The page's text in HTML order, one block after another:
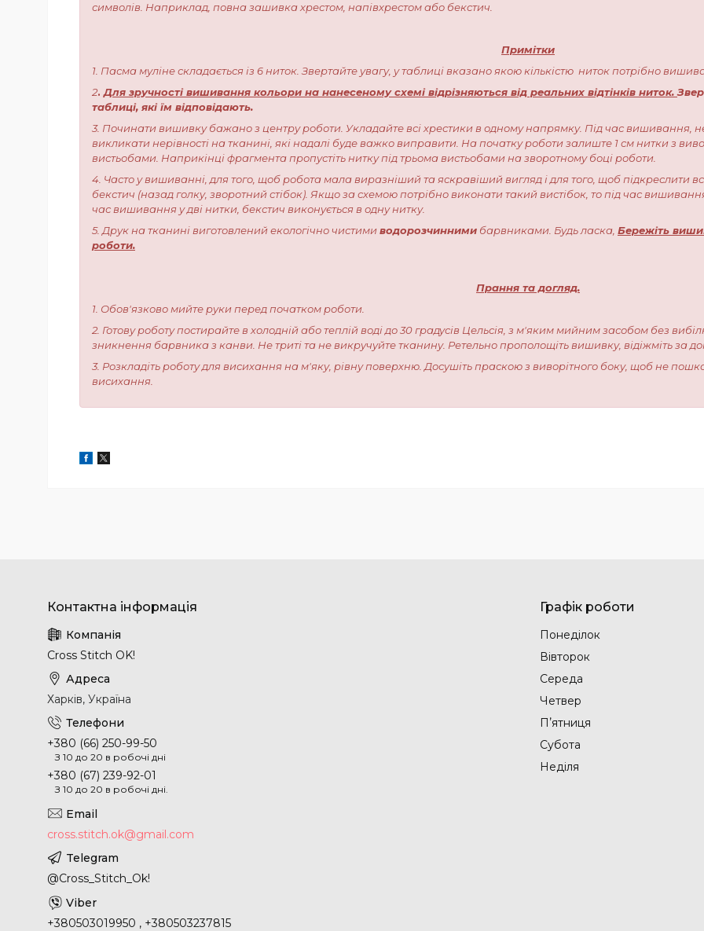
символів. Наприклад, повна зашивка хрестом, напівхрестом або бекстич.
Примітки
1. Пасма муліне складається із 6 ниток. Звертайте увагу, у таблиці вказано якою кількістю ниток потрібно
2.Для зручності вишивання кольори на нанесеному схемі відрізняються від реальних відтінків ниток.
таблиці, які їм відповідають.
3. Починати вишивку бажано з центру роботи. Укладайте всі хрестики в одному напрямку. Під час вишивання,
викликати нерівності на тканині, які надалі буде важко виправити. На початку роботи залиште 1 см нитки з
вистьобами. Наприкінці фрагмента пропустіть нитку під трьома вистьобами на зворотному боці роботи.
4. Часто у вишиванні, для того, щоб робота мала виразніший та яскравіший вигляд і для того, щоб підкреслити
бекстич (назад голку, зворотний стібок). Якщо за схемою потрібно виконати такий вистібок, то під час
час вишивання у дві нитки, бекстич виконується в одну нитку.
5. Друк на тканині виготовлений екологічно чистимиводорозчинними барвниками. Будь ласка, Бережіть
роботи.
Прання та догляд.
1. Обов'язково мийте руки перед початком роботи.
2. Готову роботу постирайте в холодній або теплій воді до 30 градусів Цельсія, з м'яким мийним засобом без
зникнення барвника з канви. Не триті та не викручуйте тканину. Ретельно прополощіть вишивку, відіжміть за
3. Розкладіть роботу для висихання на м'яку, рівну поверхню. Досушіть праскою з виворітного боку, щоб не
висихання.
Cross Stitch OK!
Харків, Україна
+380 (66) 250-99-50
З 10 до 20 в робочі дні
+380 (67) 239-92-01
З 10 до 20 в робочі дні.
cross.stitch.ok@gmail.com
@Cross_Stitch_Ok!
+380503019950 , +380503237815
Графік роботи
Понеділок
Вівторок
Середа
Четвер
Пʼятниця
Субота
Неділя